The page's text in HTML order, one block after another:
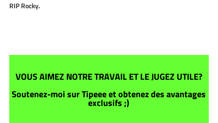
RIP Rocky.
VOUS AIMEZ NOTRE TRAVAIL ET LE JUGEZ UTILE?
Soutenez-moi sur Tipeee et obtenez des avantages
exclusifs ;)